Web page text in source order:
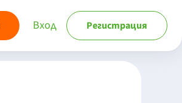
Вход Регистрация